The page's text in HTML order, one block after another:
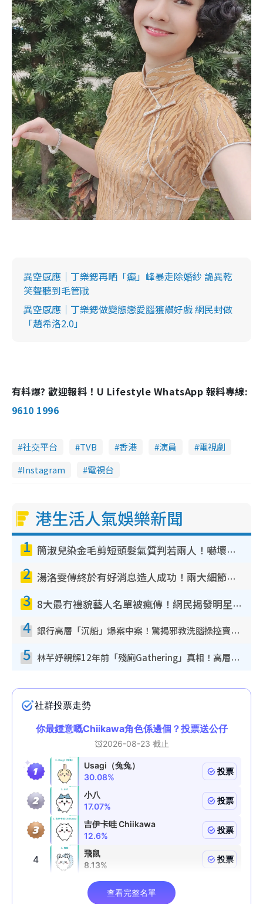
異空感應｜丁樂鍶再晒「癲」峰暴走除婚紗 詭異乾
笑聲聽到毛管戙
異空感應｜丁樂鍶做變態戀愛腦獲讚好戲 網民封做
「趙希洛2.0」
有料爆? 歡迎報料！U Lifestyle WhatsApp 報料專線:
9610 1996
社交平台 TVB 香港 演員
電視劇
Instagram
電視台
港生活人氣娛樂新聞
1 簡淑兒染金毛剪短頭髮氣質判若兩人！嚇壞老公麥大力都認唔出：「你做咩事？」
2 湯洛雯傳終於有好消息造人成功！兩大細節曝孕味極濃惹猜測：大肚婆先會咁！
3 8大最冇禮貌藝人名單被瘋傳！網民揭發明星真面目 一致數臭呢位係無品天花板？
4 銀行高層「沉船」爆案中案！驚揭邪教洗腦操控賣淫被吞600萬 幕後黑手講多錯多
5 林芊妤親解12年前「殘廁Gathering」真相！高層解約一句話重創尊嚴至今拒返TVB